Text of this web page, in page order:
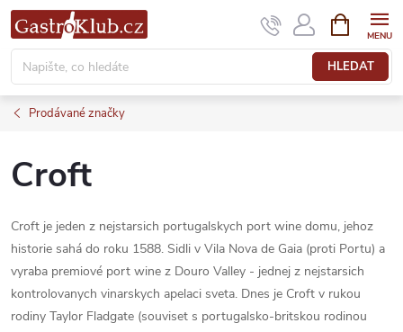
Přejít
na
obsah
HLEDAT
NÁKUPNÍ
KOŠÍK
Prodávané značky
Croft
Croft je jeden z nejstarsich portugalskych port wine domu, jehoz
historie sahá do roku 1588. Sidli v Vila Nova de Gaia (proti Portu) a
vyraba premiové port wine z Douro Valley - jednej z nejstarsich
kontrolovanych vinarskych apelaci sveta. Dnes je Croft v rukou
rodiny Taylor Fladgate (souviset s portugalsko-britskou rodinou